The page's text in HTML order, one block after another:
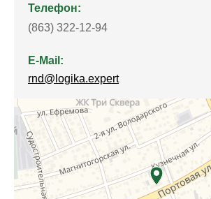
Телефон:
(863) 322-12-94
E-Mail:
rnd@logika.expert